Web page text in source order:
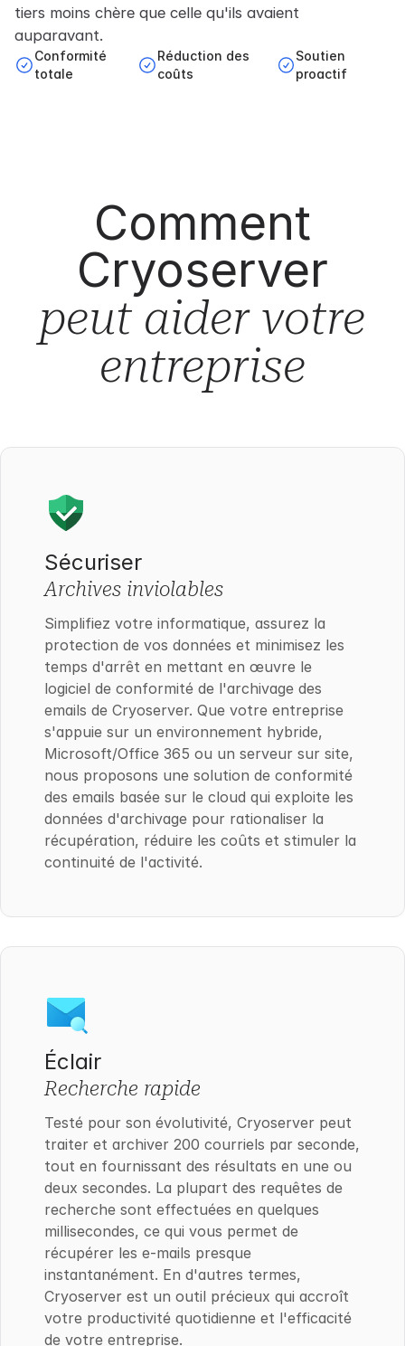
tiers moins chère que celle qu'ils avaient
auparavant.
Conformité
totale
Réduction des
coûts
Soutien
proactif
Comment
Cryoserver
peut aider votre
entreprise
Sécuriser
Archives inviolables
Simplifiez votre informatique, assurez la
protection de vos données et minimisez les
temps d'arrêt en mettant en œuvre le
logiciel de conformité de l'archivage des
emails de Cryoserver. Que votre entreprise
s'appuie sur un environnement hybride,
Microsoft/Office 365 ou un serveur sur site,
nous proposons une solution de conformité
des emails basée sur le cloud qui exploite les
données d'archivage pour rationaliser la
récupération, réduire les coûts et stimuler la
continuité de l'activité.
Éclair
Recherche rapide
Testé pour son évolutivité, Cryoserver peut
traiter et archiver 200 courriels par seconde,
tout en fournissant des résultats en une ou
deux secondes. La plupart des requêtes de
recherche sont effectuées en quelques
millisecondes, ce qui vous permet de
récupérer les e-mails presque
instantanément. En d'autres termes,
Cryoserver est un outil précieux qui accroît
votre productivité quotidienne et l'efficacité
de votre entreprise.